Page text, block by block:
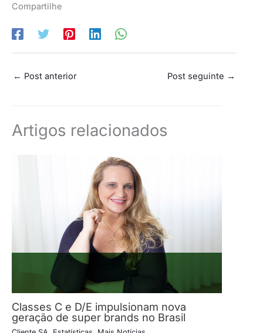
Compartilhe
← Post anterior Post seguinte →
Artigos relacionados
Classes C e D/E impulsionam nova
geração de super brands no Brasil